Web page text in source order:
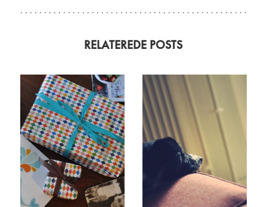
RELATEREDE POSTS